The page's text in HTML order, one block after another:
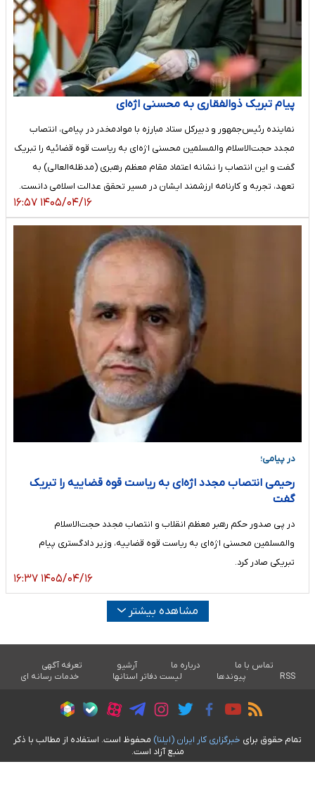
پیام تبریک ذوالفقاری به محسنی اژه‌ای
نماینده رئیس‌جمهور و دبیرکل ستاد مبارزه با موادمخدر در پیامی، انتصاب
مجدد حجت‌الاسلام والمسلمین محسنی اژه‌ای به ریاست قوه قضائیه را تبریک
گفت و این انتصاب را نشانه اعتماد مقام معظم رهبری (مدظله‌العالی) به
تعهد، تجربه و کارنامه ارزشمند ایشان در مسیر تحقق عدالت اسلامی دانست.
۱۴۰۵/۰۴/۱۶ ۱۶:۵۷
در پیامی؛
رحیمی انتصاب مجدد اژه‌ای به ریاست قوه قضاییه را تبریک
گفت
در پی صدور حکم رهبر معظم انقلاب و انتصاب مجدد حجت‌الاسلام
والمسلمین محسنی اژه‌ای به ریاست قوه قضاییه، وزیر دادگستری پیام
تبریکی صادر کرد.
۱۴۰۵/۰۴/۱۶ ۱۶:۳۷
مشاهده بیشتر
تماس با ما درباره ما آرشیو
تعرفه آگهی
RSS
پیوندها لیست دفاتر استانها خدمات رسانه ای
تمام حقوق برای خبرگزاری کار ايران (ايلنا) محفوظ است. استفاده از مطالب با ذکر
منبع آزاد است.